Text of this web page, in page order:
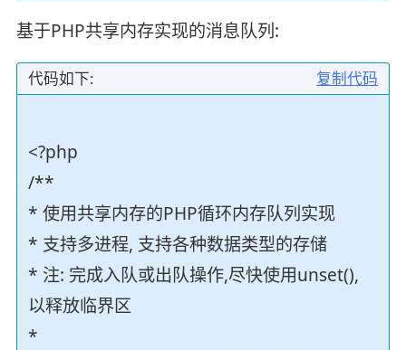
基于PHP共享内存实现的消息队列:
复制代码
代码如下:
<?php
/**
* 使用共享内存的PHP循环内存队列实现
* 支持多进程, 支持各种数据类型的存储
* 注: 完成入队或出队操作,尽快使用unset(),
以释放临界区
*